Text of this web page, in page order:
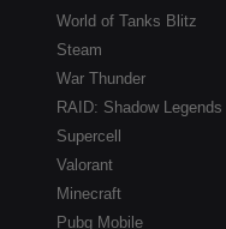
World of Tanks Blitz
Steam
War Thunder
RAID: Shadow Legends
Supercell
Valorant
Minecraft
Pubg Mobile